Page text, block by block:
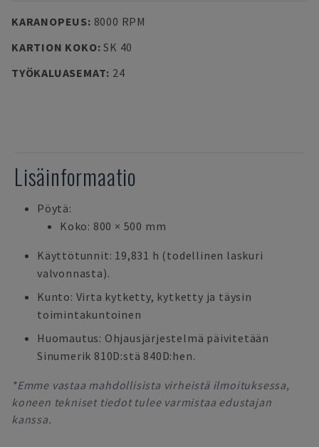
KARANOPEUS: 8000 RPM
KARTION KOKO:SK 40
TYÖKALUASEMAT: 24
Lisäinformaatio
Pöytä:
Koko: 800 × 500 mm
Käyttötunnit: 19,831 h (todellinen laskuri
valvonnasta).
Kunto: Virta kytketty, kytketty ja täysin
toimintakuntoinen
Huomautus: Ohjausjärjestelmä päivitetään
Sinumerik 810D:stä 840D:hen.
*Emme vastaa mahdollisista virheistä ilmoituksessa,
koneen tekniset tiedot tulee varmistaa edustajan
kanssa.